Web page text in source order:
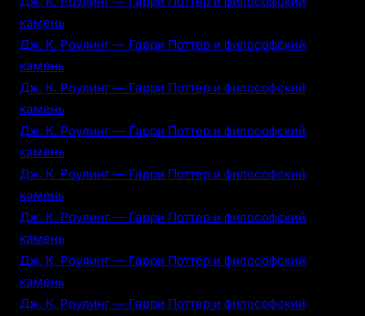
камень
Дж. К. Роулинг — Гарри Поттер и философский
камень
Дж. К. Роулинг — Гарри Поттер и философский
камень
Дж. К. Роулинг — Гарри Поттер и философский
камень
Дж. К. Роулинг — Гарри Поттер и философский
камень
Дж. К. Роулинг — Гарри Поттер и философский
камень
Дж. К. Роулинг — Гарри Поттер и философский
камень
Дж. К. Роулинг — Гарри Поттер и философский